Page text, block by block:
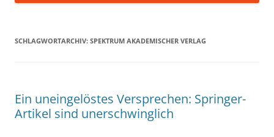
SCHLAGWORTARCHIV: SPEKTRUM AKADEMISCHER VERLAG
Ein uneingelöstes Versprechen: Springer-
Artikel sind unerschwinglich